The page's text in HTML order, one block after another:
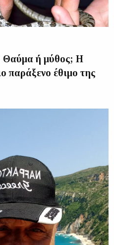
Θαύμα ή μύθος; Η
παράξενο έθιμο της